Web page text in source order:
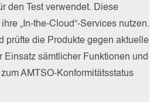
den Test verwendet. Diese
„In-the-Cloud“-Services nutzen.
prüfte die Produkte gegen aktuelle
sämtlicher Funktionen und
AMTSO-Konformitätsstatus